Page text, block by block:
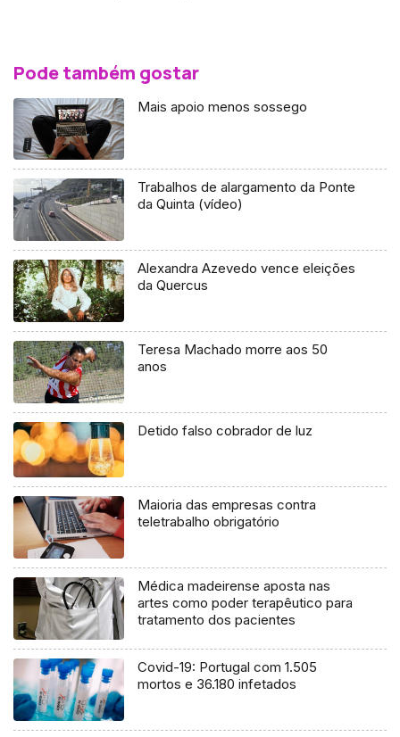
Pode também gostar
Mais apoio menos sossego
Trabalhos de alargamento da Ponte
da Quinta (vídeo)
Alexandra Azevedo vence eleições
da Quercus
Teresa Machado morre aos 50
anos
Detido falso cobrador de luz
Maioria das empresas contra
teletrabalho obrigatório
Médica madeirense aposta nas
artes como poder terapêutico para
tratamento dos pacientes
Covid-19: Portugal com 1.505
mortos e 36.180 infetados